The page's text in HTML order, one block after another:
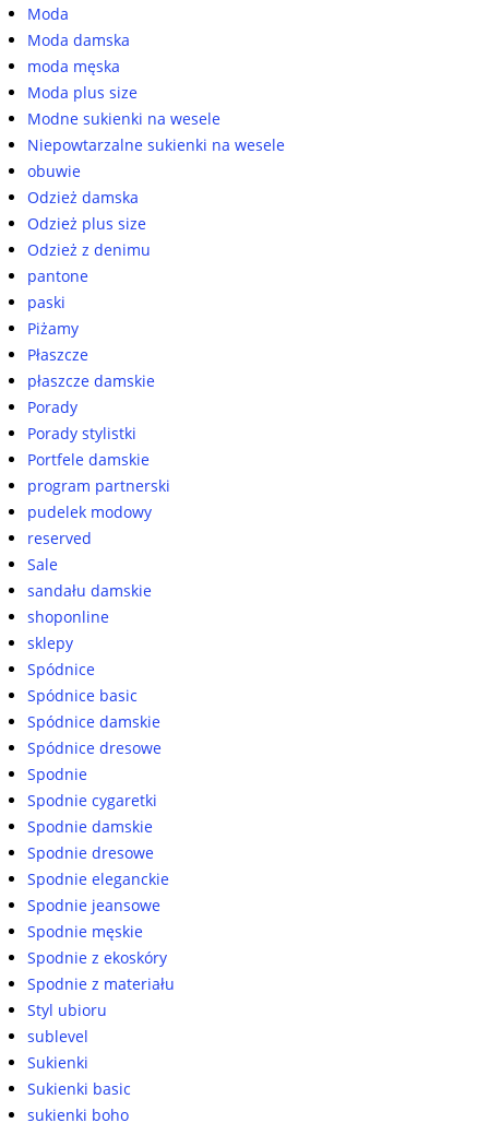
Moda
Moda damska
moda męska
Moda plus size
Modne sukienki na wesele
Niepowtarzalne sukienki na wesele
obuwie
Odzież damska
Odzież plus size
Odzież z denimu
pantone
paski
Piżamy
Płaszcze
płaszcze damskie
Porady
Porady stylistki
Portfele damskie
program partnerski
pudelek modowy
reserved
Sale
sandału damskie
shoponline
sklepy
Spódnice
Spódnice basic
Spódnice damskie
Spódnice dresowe
Spodnie
Spodnie cygaretki
Spodnie damskie
Spodnie dresowe
Spodnie eleganckie
Spodnie jeansowe
Spodnie męskie
Spodnie z ekoskóry
Spodnie z materiału
Styl ubioru
sublevel
Sukienki
Sukienki basic
sukienki boho